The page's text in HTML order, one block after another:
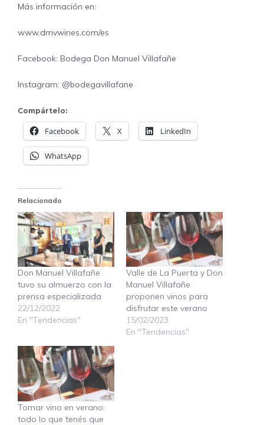
Más información en:
www.dmvwines.com/es
Facebook: Bodega Don Manuel Villafañe
Instagram: @bodegavillafane
Compártelo:
Facebook X LinkedIn
WhatsApp
Relacionado
Don Manuel Villafañe
tuvo su almuerzo con la
prensa especializada
22/12/2022
En "Tendencias"
Valle de La Puerta y Don
Manuel Villafañe
proponen vinos para
disfrutar este verano
15/02/2023
En "Tendencias"
Tomar vino en verano:
todo lo que tenés que